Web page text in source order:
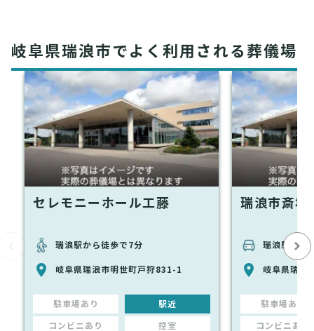
岐阜県瑞浪市でよく利用される葬儀場
セレモニーホール工藤
瑞浪駅から徒歩で7分
岐阜県瑞浪市明世町戸狩831-1
駐車場あり 駅近
コンビニあり 控室
瑞浪市斎場
瑞浪駅から
岐阜県瑞浪
駐車場あり
コンビニあり